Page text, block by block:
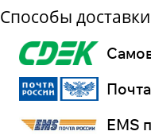
Способы
EMS